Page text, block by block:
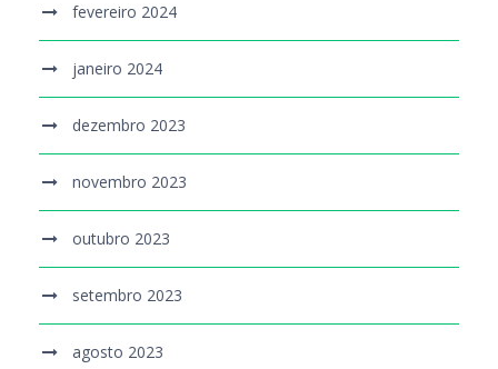
fevereiro 2024
janeiro 2024
dezembro 2023
novembro 2023
outubro 2023
setembro 2023
agosto 2023